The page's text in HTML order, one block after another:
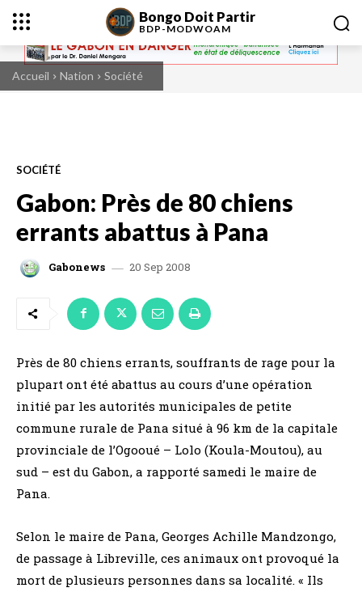
Bongo Doit Partir
BDP-MODWOAM
Accueil Nation Société
SOCIÉTÉ
Gabon: Près de 80 chiens
errants abattus à Pana
Gabonews 20 Sep 2008
Près de 80 chiens errants, souffrants de rage pour la
plupart ont été abattus au cours d’une opération
initié par les autorités municipales de petite
commune rurale de Pana situé à 96 km de la capitale
provinciale de l’Ogooué – Lolo (Koula-Moutou), au
sud – est du Gabon, a rapporté samedi le maire de
Pana.
Selon le maire de Pana, Georges Achille Mandzongo,
de passage à Libreville, ces animaux ont provoqué la
mort de plusieurs personnes dans sa localité. « Ils